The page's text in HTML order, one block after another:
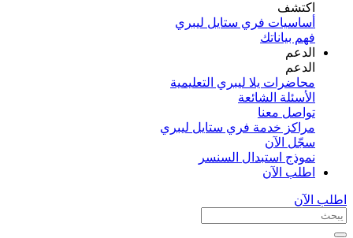
اكتشف​
أساسيات فري ستايل ليبري
فهم بياناتك
الدعم
الدعم
محاضرات يلا ليبري التعليمية
الأسئلة الشائعة
تواصل معنا
مراكز خدمة فري ستايل ليبري
سجّل الآن​
نموذج استبدال السنسر
اطلب الآن
اطلب الآن